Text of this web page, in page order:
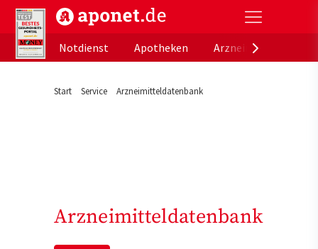
aponet.de - Das offizielle Gesundheitsportal der
Notdienst
Apotheken
Start Service Arzneimitteldatenbank
Arzneimitteldatenbank